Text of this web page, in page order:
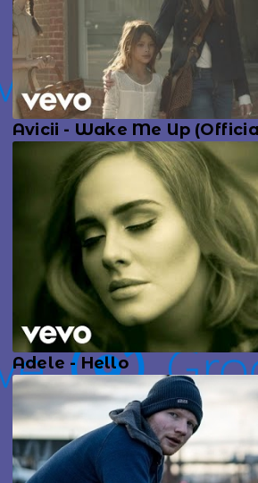
Avicii - Wake Me Up
Adele - Hello